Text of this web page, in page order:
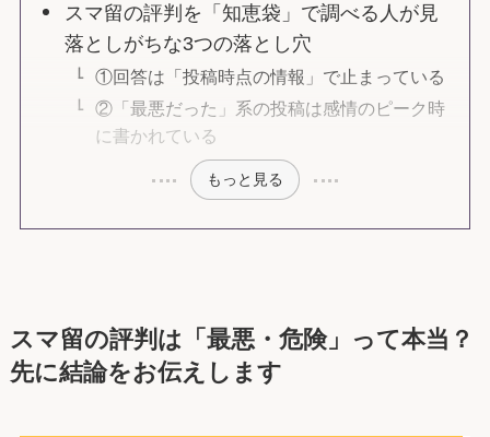
スマ留の評判を「知恵袋」で調べる人が見
落としがちな3つの落とし穴
①回答は「投稿時点の情報」で止まっている
②「最悪だった」系の投稿は感情のピーク時
に書かれている
もっと見る
スマ留の評判は「最悪・危険」って本当？
先に結論をお伝えします